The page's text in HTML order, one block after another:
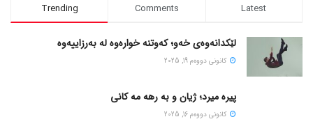
Trending Comments Latest
لێکدانەوەی خەو؛ کەوتنە خوارەوە لە بەرزاییەوە
كانونی دووه‌م 19, 2025
پیره میرد؛ ژیان و به رهه مه کانی
كانونی دووه‌م 16, 2025